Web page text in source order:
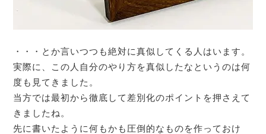
・・・とか言いつつも絶対に真似してくる人はいます。
実際に、この人自分のやり方を真似したなというのは何
度も見てきました。
当方では最初から徹底して差別化のポイントを押さえて
きましたね。
先に書いたように何もかも圧倒的なものを作っておけ